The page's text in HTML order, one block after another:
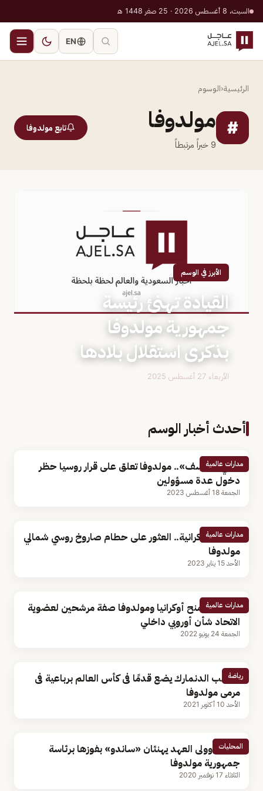
السبت، 8 أغسطس 2026 · 25 صفر 1448 هـ
EN
الرئيسية‹الوسوم
# مولدوفا
9 خبراً مرتبطاً
تابع مولدوفا
الأبرز في الوسم
القيادة تهنئ رئيسة
جمهورية مولدوفا
بذكرى استقلال بلادها
الأربعاء 27 أغسطس 2025
أحدث أخبار الوسم
مدارات عالمية
«شيء مؤسف».. مولدوفا تعلق على قرار روسيا حظر
دخول عدة مسؤولين
الجمعة 18 أغسطس 2023
مدارات عالمية
الحرب الأوكرانية.. العثور على حطام صاروخ روسي شمالي
مولدوفا
الأحد 15 يناير 2023
مدارات عالمية
الكرملين: منح أوكرانيا ومولدوفا صفة مرشحين لعضوية
الاتحاد شأن أوروبي داخلي
الجمعة 24 يونيو 2022
رياضة
منتخب الدنمارك يضع قدمًا فى كأس العالم برباعية فى
مرمى مولدوفا
الأحد 10 أكتوبر 2021
المحليات
الملك وولى العهد يهنئان «ساندو» بفوزها برئاسة
جمهورية مولدوفا
الثلاثاء 17 نوفمبر 2020